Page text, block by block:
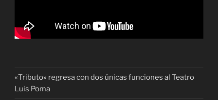
«Tributo» regresa con dos únicas funciones al Teatro
Luis Poma